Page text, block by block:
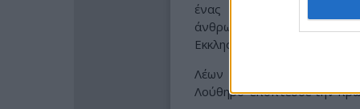
ένας από τους δομικούς
άνθρωπος που ξεκίνησε της
Εκκλησίας.
Λέων Ι΄ 1513–1521: Πάπας
Λούθηρο· εποπτεύσε την